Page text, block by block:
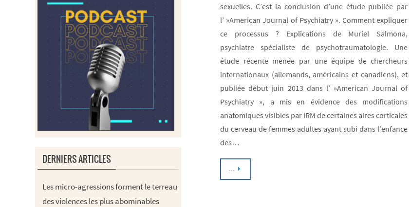
sexuelles. C’est la conclusion d’une étude publiée par
l’ »American Journal of Psychiatry ». Comment expliquer
ce processus ? Explications de Muriel Salmona,
psychiatre spécialiste de psychotraumatologie. Une
étude récente menée par une équipe de chercheurs
internationaux (allemands, américains et canadiens), et
publiée début juin 2013 dans l’ »American Journal of
Psychiatry », a mis en évidence des modifications
anatomiques visibles par IRM de certaines aires corticales
du cerveau de femmes adultes ayant subi dans l’enfance
des…
DERNIERS ARTICLES
Les micro-agressions forment le terreau
des violences les plus abominables